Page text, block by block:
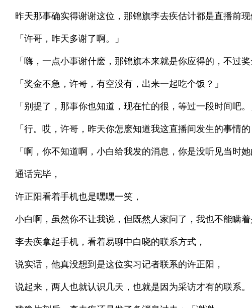
昨天那事确实得谢谢这位，那锦旗李去疾估计都是直播前现
「许哥，昨天多谢了啊。」
「嗨，一点小事谢什麽，那锦旗本来就是你应得的，不过奖
「奖金不急，许哥，有空没有，出来一起吃个饭？」
「别提了，那事你也知道，现在忙的很，等过一段时间吧。
「行。哎，许哥，昨天你怎麽知道我这直播间发生的事情的
「啊，你不知道啊，小白给我发的消息，你是没听见当时她
通话完毕，
许正阳看着手机也是嘿嘿一笑，
小白啊，虽然你不让我说，但既然人家问了，我也不能瞒着
李去疾拿起手机，看着易聊中白晓的联系方式，
说实话，他真没想到是这位实习记者联系的许正阳，
说起来，两人也就认识几天，也就是因为采访才有的联系。